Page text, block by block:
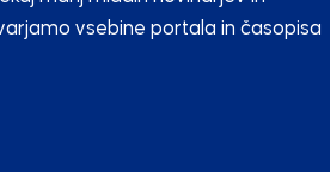
vsebine portala in časopisa